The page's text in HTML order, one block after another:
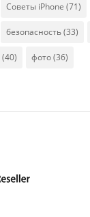
Советы iPhone (71)
безопасность(33)
(40) фото(36)